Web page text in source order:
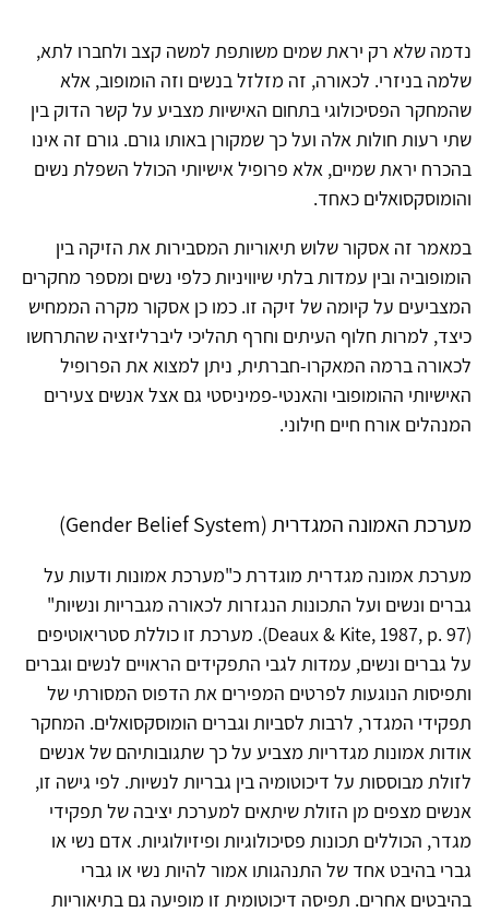
נדמה שלא רק יראת שמים משותפת למשה קצב ולחברו לתא,
שלמה בניזרי. לכאורה, זה מזלזל בנשים וזה הומופוב, אלא
שהמחקר הפסיכולוגי בתחום האישיות מצביע על קשר הדוק בין
שתי רעות חולות אלה ועל כך שמקורן באותו גורם. גורם זה אינו
בהכרח יראת שמיים, אלא פרופיל אישיותי הכולל השפלת נשים
והומוסקסואלים כאחד.
במאמר זה אסקור שלוש תיאוריות המסבירות את הזיקה בין
הומופוביה ובין עמדות בלתי שיוויניות כלפי נשים ומספר מחקרים
המצביעים על קיומה של זיקה זו. כמו כן אסקור מקרה הממחיש
כיצד, למרות חלוף העיתים וחרף תהליכי ליברליזציה שהתרחשו
לכאורה ברמה המאקרו-חברתית, ניתן למצוא את הפרופיל
האישיותי ההומופובי והאנטי-פמיניסטי גם אצל אנשים צעירים
המנהלים אורח חיים חילוני.
מערכת האמונה המגדרית (Gender Belief System)
מערכת אמונה מגדרית מוגדרת כ"מערכת אמונות ודעות על
גברים ונשים ועל התכונות הנגזרות לכאורה מגבריות ונשיות"
(Deaux & Kite, 1987, p. 97). מערכת זו כוללת סטריאוטיפים
על גברים ונשים, עמדות לגבי התפקידים הראויים לנשים וגברים
ותפיסות הנוגעות לפרטים המפירים את הדפוס המסורתי של
תפקידי המגדר, לרבות לסביות וגברים הומוסקסואלים. המחקר
אודות אמונות מגדריות מצביע על כך שתגובותיהם של אנשים
לזולת מבוססות על דיכוטומיה בין גבריות לנשיות. לפי גישה זו,
אנשים מצפים מן הזולת שיתאים למערכת יציבה של תפקידי
מגדר, הכוללים תכונות פסיכולוגיות ופיזיולוגיות. אדם נשי או
גברי בהיבט אחד של התנהגותו אמור להיות נשי או גברי
בהיבטים אחרים. תפיסה דיכוטומית זו מופיעה גם בתיאוריות